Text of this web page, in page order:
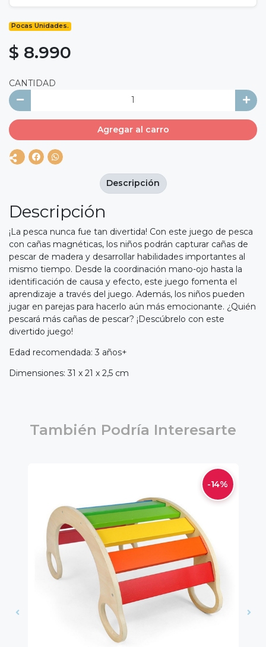
Pocas Unidades.
$ 8.990
CANTIDAD
Agregar al carro
Descripción
¡La pesca nunca fue tan divertida! Con este juego de pesca
con cañas magnéticas, los niños podrán capturar cañas de
pescar de madera y desarrollar habilidades importantes al
mismo tiempo. Desde la coordinación mano-ojo hasta la
identificación de causa y efecto, este juego fomenta el
aprendizaje a través del juego. Además, los niños pueden
jugar en parejas para hacerlo aún más emocionante. ¿Quién
pescará más cañas de pescar? ¡Descúbrelo con este
divertido juego!
Edad recomendada: 3 años+
Dimensiones: 31 x 21 x 2,5 cm
Descripción
También Podría Interesarte
-14%